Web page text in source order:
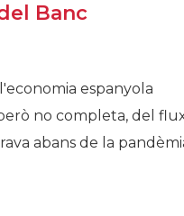
Estructura Executiva
Econòmics i Socials
Organitzacions
Organitzacions
Banc
espanyola
no completa, del
abans de la